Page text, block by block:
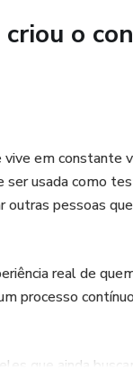
o
em constante
ser usada como
outras pessoas
real de
processo
que ainda